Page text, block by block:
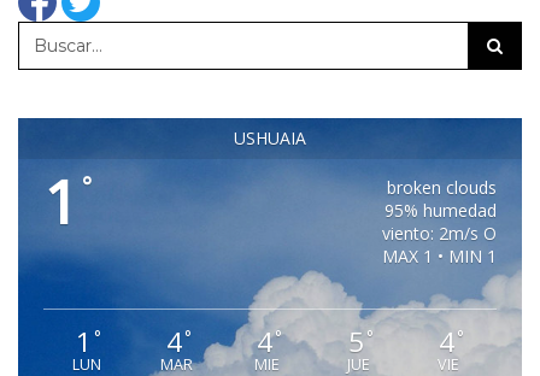
USHUAIA
1 °
broken clouds
95% humedad
viento: 2m/s O
MAX 1 • MIN 1
1 °
LUN
4°
MAR
4°
MIE
5 °
JUE
4°
VIE